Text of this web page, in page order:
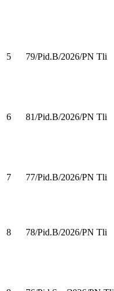
5 79/Pid.B/2026/PN Tli
6 81/Pid.B/2026/PN Tli
7 77/Pid.B/2026/PN Tli
8 78/Pid.B/2026/PN Tli